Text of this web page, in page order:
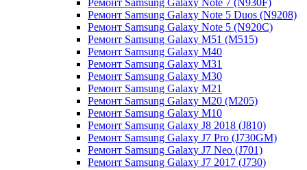
Ремонт Samsung Galaxy Note 7 (N930F)
Ремонт Samsung Galaxy Note 5 Duos (N9208)
Ремонт Samsung Galaxy Note 5 (N920C)
Ремонт Samsung Galaxy M51 (M515)
Ремонт Samsung Galaxy M40
Ремонт Samsung Galaxy M31
Ремонт Samsung Galaxy M30
Ремонт Samsung Galaxy M21
Ремонт Samsung Galaxy M20 (M205)
Ремонт Samsung Galaxy M10
Ремонт Samsung Galaxy J8 2018 (J810)
Ремонт Samsung Galaxy J7 Pro (J730GM)
Ремонт Samsung Galaxy J7 Neo (J701)
Ремонт Samsung Galaxy J7 2017 (J730)